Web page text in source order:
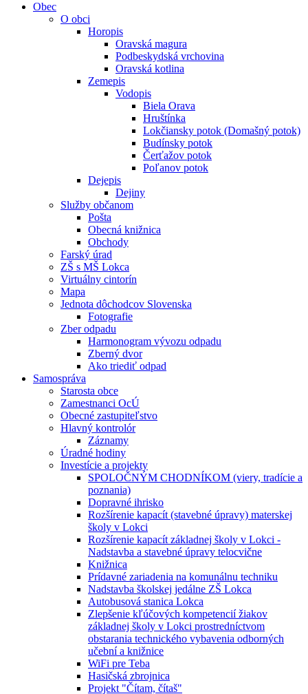
Obec
O obci
Horopis
Oravská magura
Podbeskydská vrchovina
Oravská kotlina
Zemepis
Vodopis
Biela Orava
Hruštínka
Lokčiansky potok (Domašný potok)
Budínsky potok
Čerťažov potok
Poľanov potok
Dejepis
Dejiny
Služby občanom
Pošta
Obecná knižnica
Obchody
Farský úrad
ZŠ s MŠ Lokca
Virtuálny cintorín
Mapa
Jednota dôchodcov Slovenska
Fotografie
Zber odpadu
Harmonogram vývozu odpadu
Zberný dvor
Ako triediť odpad
Samospráva
Starosta obce
Zamestnanci OcÚ
Obecné zastupiteľstvo
Hlavný kontrolór
Záznamy
Úradné hodiny
Investície a projekty
SPOLOČNÝM CHODNÍKOM (viery, tradície a
poznania)
Dopravné ihrisko
Rozšírenie kapacít (stavebné úpravy) materskej
školy v Lokci
Rozšírenie kapacít základnej školy v Lokci -
Nadstavba a stavebné úpravy telocvične
Knižnica
Prídavné zariadenia na komunálnu techniku
Nadstavba školskej jedálne ZŠ Lokca
Autobusová stanica Lokca
Zlepšenie kľúčových kompetencií žiakov
základnej školy v Lokci prostredníctvom
obstarania technického vybavenia odborných
učební a knižnice
WiFi pre Teba
Hasičská zbrojnica
Projekt "Čítam, čítaš"